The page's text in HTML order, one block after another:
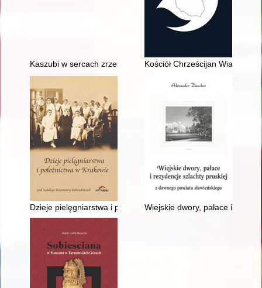
Kaszubi w sercach zrzeszeni od 2006 roku : piętnastolecie
Kościół Chrześcijan Wiary
Dzieje pielęgniarstwa i położnictwa w Krakowie
Wiejskie dwory, pałace i